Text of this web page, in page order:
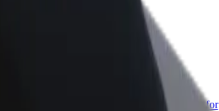
Bolt-produkter og tjenester oppskalert for